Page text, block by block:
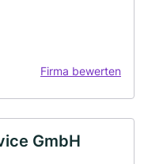
Firma bewerten
GmbH